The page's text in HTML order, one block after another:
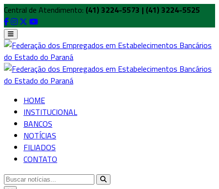
Central de Atendimento: (41) 3224-5573 | (41) 3224-5525
HOME
INSTITUCIONAL
BANCOS
NOTÍCIAS
FILIADOS
CONTATO